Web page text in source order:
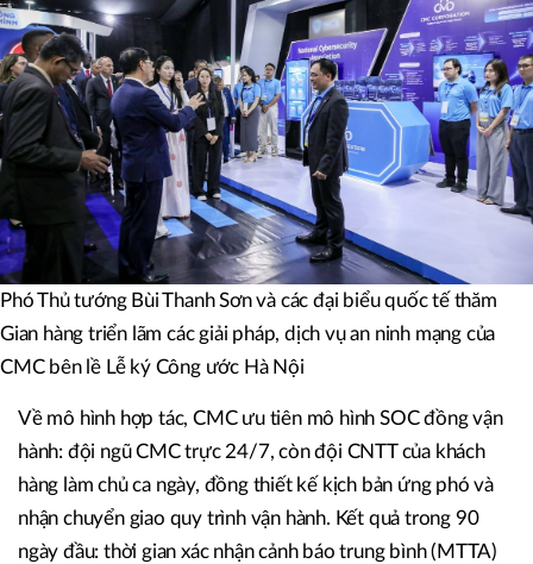
Phó Thủ tướng Bùi Thanh Sơn và các đại biểu quốc tế thăm
Gian hàng triển lãm các giải pháp, dịch vụ an ninh mạng của
CMC bên lề Lễ ký Công ước Hà Nội
Về mô hình hợp tác, CMC ưu tiên mô hình SOC đồng vận
hành: đội ngũ CMC trực 24/7, còn đội CNTT của khách
hàng làm chủ ca ngày, đồng thiết kế kịch bản ứng phó và
nhận chuyển giao quy trình vận hành. Kết quả trong 90
ngày đầu: thời gian xác nhận cảnh báo trung bình (MTTA)